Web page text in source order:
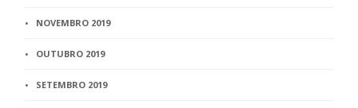
NOVEMBRO 2019
OUTUBRO 2019
SETEMBRO 2019